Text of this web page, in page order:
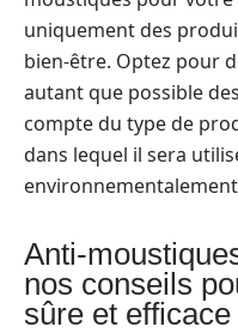
uniquement des
bien-être. Optez pour
autant que possible
compte du type de
dans lequel il sera
Anti-
nos conseils
sûre et efficace